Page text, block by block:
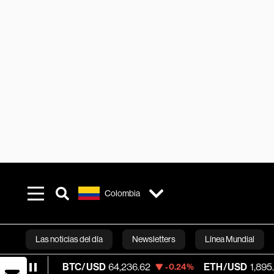
Colombia
Las noticias del día Newsletters Línea Mundial
Bloomberg
BTC/USD 64,236.62 -0.24% ETH/USD 1,895.50 -0.54%